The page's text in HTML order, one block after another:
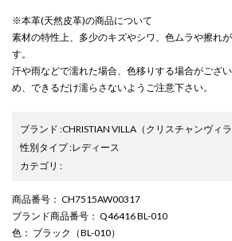
※本革(天然皮革)の商品について
素材の特性上、多少のキズやシワ、色ムラや擦れ
す。
汗や雨などで濡れた場合、色移りする場合がござ
め、できるだけ濡らさないようご注意下さい。
ブランド :CHRISTIAN VILLA （クリスチャンヴィラ
性別タイプ:レディース
カテゴリ :
商品番号 ： CH7515AW00317
ブランド商品番号 ： Q46416 BL-010
色 ： ブラック（BL-010）